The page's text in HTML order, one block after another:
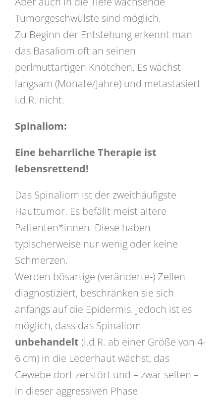
Tumorgeschwülste sind möglich.
Zu Beginn der Entstehung erkennt man
das Basaliom oft an seinen
perlmuttartigen Knötchen. Es wächst
langsam (Monate/Jahre) und metastasiert
i.d.R. nicht.
Spinaliom:
Eine beharrliche Therapie ist
lebensrettend!
Das Spinaliom ist der zweithäufigste
Hauttumor. Es befällt meist ältere
Patienten*innen. Diese haben
typischerweise nur wenig oder keine
Schmerzen.
Werden bösartige (veränderte-) Zellen
diagnostiziert, beschränken sie sich
anfangs auf die Epidermis. Jedoch ist es
möglich, dass das Spinaliom
unbehandelt (i.d.R. ab einer Größe von 4-
6 cm) in die Lederhaut wächst, das
Gewebe dort zerstört und – zwar selten –
in dieser aggressiven Phase